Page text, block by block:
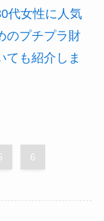
代女性に人気
のプチプラ財
ても紹介しま
6